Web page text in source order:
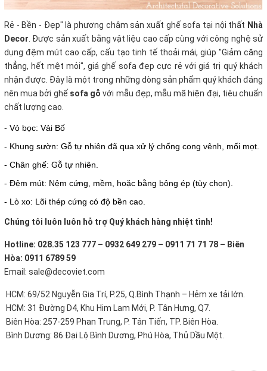
Rẻ - Bền - Đẹp" là phương châm sản xuất ghế sofa tại nội thất Nhà
Decor . Được sản xuất bằng vật liệu cao cấp cùng với công nghệ sử
dụng đệm mút cao cấp, cấu tạo tinh tế thoải mái, giúp "Giảm căng
thẳng, hết mệt mỏi", giá ghế sofa đẹp cực rẻ với giá trị quý khách
nhận được. Đây là một trong những dòng sản phẩm quý khách đáng
nên mua bởi ghế sofa gỗ với mẫu đẹp, mẫu mã hiện đại, tiêu chuẩn
chất lượng cao.
- Vỏ bọc: Vải Bố
- Khung sườn: Gỗ tự nhiên đã qua xử lý chống cong vênh, mối mọt.
- Chân ghế: Gỗ tự nhiên.
- Đệm mút: Nệm cứng, mềm, hoặc bằng bông ép (tùy chọn).
- Lò xo: Lõi thép cứng có độ bền cao.
Chúng tôi luôn luôn hỗ trợ Quý khách hàng nhiệt tình!
Hotline: 028.35 123 777 – 0932 649 279 – 0911 71 71 78 – Biên
Hòa: 0911 6789 59
Email: sale@decoviet.com
HCM: 69/52 Nguyễn Gia Trí, P.25, Q.Bình Thạnh – Hẻm xe tải lớn.
HCM: 31 Đường D4, Khu Him Lam Mới, P. Tân Hưng, Q7.
Biên Hòa: 257-259 Phan Trung, P. Tân Tiến, TP. Biên Hòa.
Bình Dương: 86 Đại Lộ Bình Dương, Phú Hòa, Thủ Dầu Một.